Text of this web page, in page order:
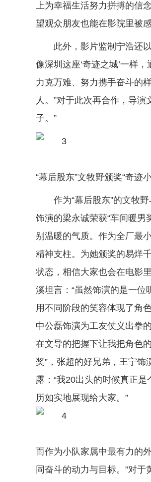
上为幸福生活努力拼搏的信
望观众朋友也能在影院里被感
此外，影片监制宁浩还
像深圳这座‘奇迹之城’一样
力克万难、努力携手奋斗的
人。”对于此次再合作，导
子。”
“幕后股东”文牧野颁奖“奇迹
作为“幕后股东”的文牧
饰演的梁永诚荣获“车间暖男
别温暖的气质。作为全厂最
精神支柱。为她颁奖的易烊
状态，相信大家也会在电影
溪坦言：“虽然饰演的是一位
用不同阶段的笑容体现了角
中公磊饰演为工友仗义出拳
在文导的把握下让我把角色
奖”，张超的好兄弟，王宁饰
露：“我20出头的时候真正
历如实地展现给大家。”
而作为小队家属中最有力的
同奋斗的动力与目标。”对